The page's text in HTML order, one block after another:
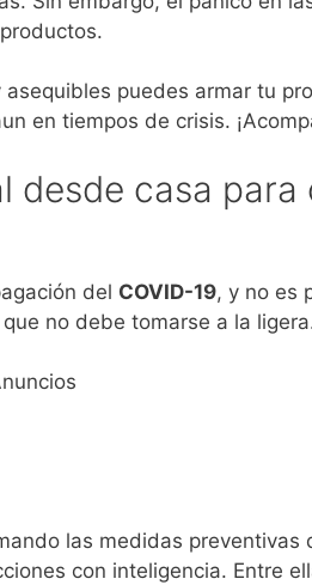
puedes armar tu
en tiempos de crisis.
desde casa para
del COVID-19, y no es
no debe tomarse a la
las medidas preventivas
con inteligencia. Entre